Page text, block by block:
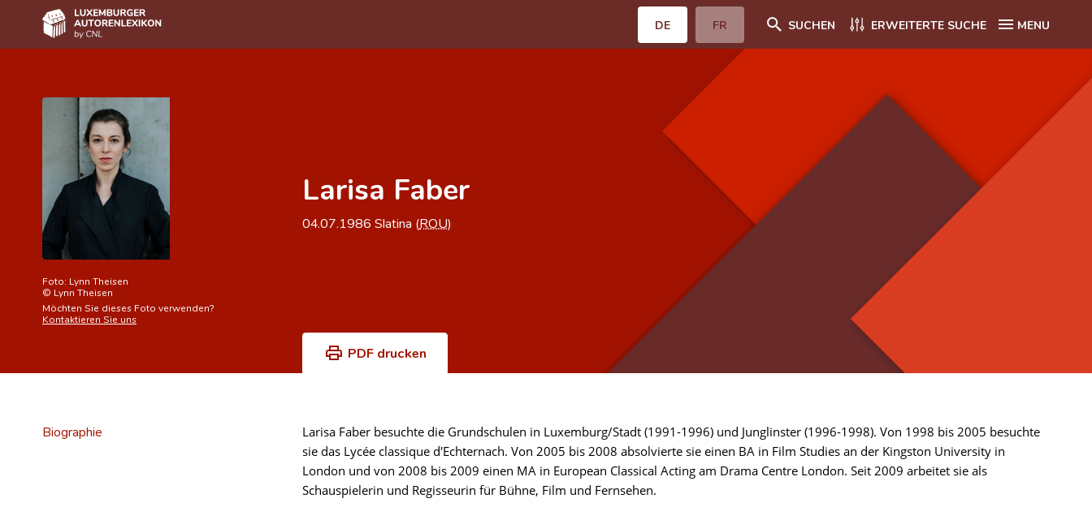
DE FR SUCHEN ERWEITERTE SUCHE MENU
Autor(inn)en A-Z
Erweiterte Suche
Häufige Fragen und Antworten
CNL
Forschungsgruppe
Kontakt
Foto: Lynn Theisen
© Lynn Theisen
Möchten Sie dieses Foto verwenden?
Kontaktieren Sie uns
Larisa Faber
04.07.1986 Slatina (ROU)
PDF drucken
Biographie
Larisa Faber besuchte die Grundschulen in Luxemburg/Stadt (1991-1996) und Junglinster (1996-1998). Von 1998 bis 2005 besuchte
sie das Lycée classique d'Echternach. Von 2005 bis 2008 absolvierte sie einen BA in Film Studies an der Kingston University in
London und von 2008 bis 2009 einen MA in European Classical Acting am Drama Centre London. Seit 2009 arbeitet sie als
Schauspielerin und Regisseurin für Bühne, Film und Fernsehen.